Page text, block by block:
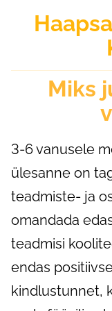
Miks
3-6 vanusele
ülesanne on
teadmiste- ja
omandada
teadmisi
endas
kindlustunnet,